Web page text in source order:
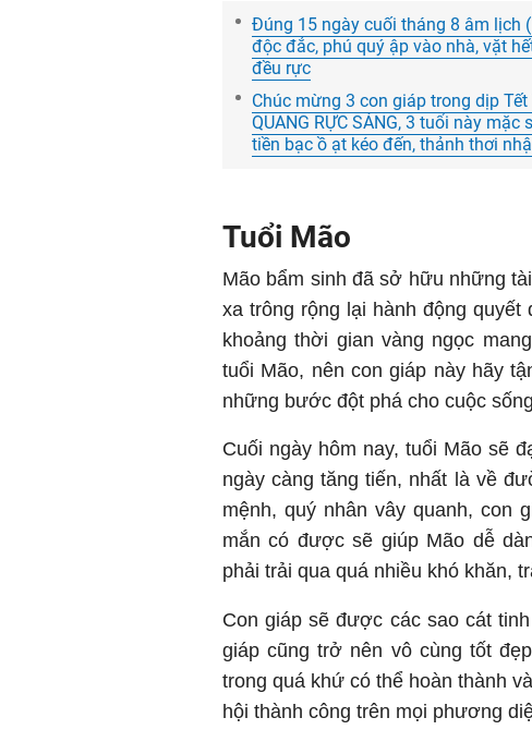
Đúng 15 ngày cuối tháng 8 âm
độc đắc, phú quý ập vào nhà, vặt
đều rực
Chúc mừng 3 con giáp trong dịp
QUANG RỰC SÁNG, 3 tuổi này
tiền bạc ồ ạt kéo đến, thảnh thơi
Tuổi Mão
Mão bẩm sinh đã sở hữu những
xa trông rộng lại hành động quyết
khoảng thời gian vàng ngọc
tuổi Mão, nên con giáp này hãy
những bước đột phá cho cuộc
Cuối ngày hôm nay, tuổi Mão sẽ
ngày càng tăng tiến, nhất là về
mệnh, quý nhân vây quanh, con
mắn có được sẽ giúp Mão dễ
phải trải qua quá nhiều khó khăn,
Con giáp sẽ được các sao cát
giáp cũng trở nên vô cùng tốt
trong quá khứ có thể hoàn thành
hội thành công trên mọi phương